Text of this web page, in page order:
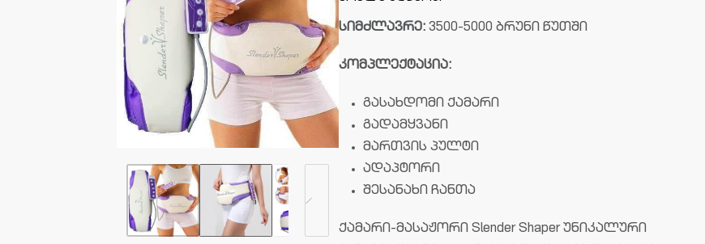
სიმძლავრე: 3500-5000 ბრუნი წუთში
კომპლექტაცია:
გასახდომი ქამარი
გადამყვანი
მართვის პულტი
ადაპტორი
შესანახი ჩანთა
ქამარი-მასაჟორი Slender Shaper უნიკალური